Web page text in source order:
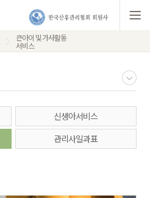
큰아이 및 가사활동
서비스
신생아서비스
관리사일과표